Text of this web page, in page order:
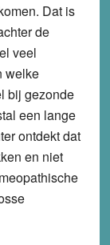
Dat is
de
veel
welke
bij gezonde
een lange
ontdekt dat
en niet